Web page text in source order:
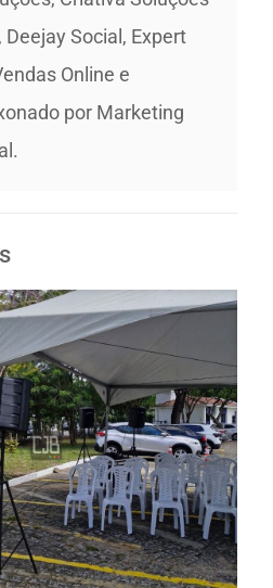
Deejay Social, Expert
Online e
por Marketing